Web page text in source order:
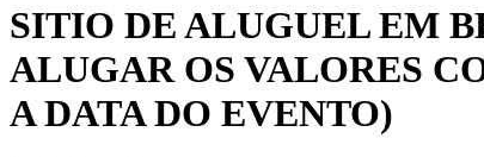
SITIO DE ALUGUEL EM
ALUGAR OS VALORES
A DATA DO EVENTO)